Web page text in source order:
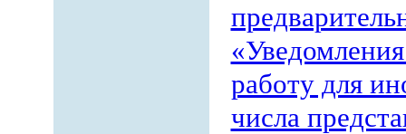
работу для
числа